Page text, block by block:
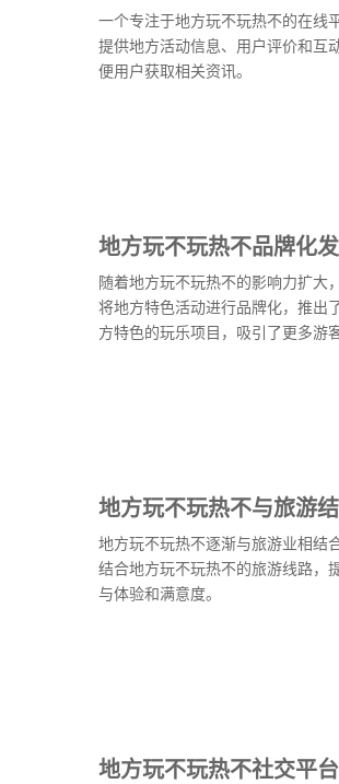
一个专注于地方玩不玩热不的在线
提供地方活动信息、用户评价和互
便用户获取相关资讯。
地方玩不玩热不品牌化
随着地方玩不玩热不的影响力扩大
将地方特色活动进行品牌化，推出
方特色的玩乐项目，吸引了更多游客
地方玩不玩热不与旅游
地方玩不玩热不逐渐与旅游业相结
结合地方玩不玩热不的旅游线路，
与体验和满意度。
地方玩不玩热不社交平